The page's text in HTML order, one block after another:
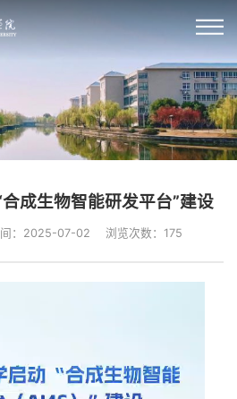
成生物智能研发平台”建设
：2025-07-02 浏览次数： 175